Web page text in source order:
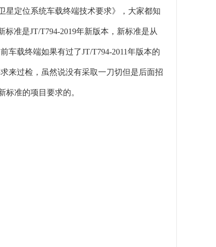
星定位系统车载终端技术要求》，大家都知
准是JT/T794-2019年新版本，新标准是从
车载终端如果有过了JT/T794-2011年版本的
来过检，虽然说没有采取一刀切但是后面招
标准的项目要求的。